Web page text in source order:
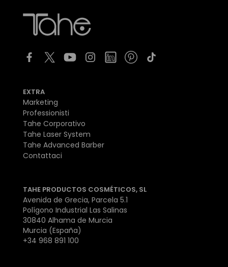
EXTRA
Marketing
Professionisti
Tahe Corporativo
Tahe Laser System
Tahe Advanced Barber
Contattaci
TAHE PRODUCTOS COSMÉTICOS, SL
Avenida de Grecia, Parcela 5.1
Polígono Industrial Las Salinas
30840 Alhama de Murcia
Murcia (España)
+34 968 891 100